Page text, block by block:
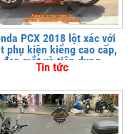
PCX 2018 lột xác với
phụ kiện kiểng cao cấp,
đẹp mắt và tiện dụng
Tin tức